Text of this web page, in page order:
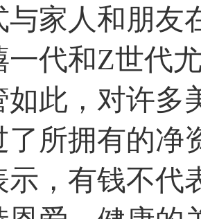
与家人和朋友
一代和Z世代
如此，对许多
了所拥有的净
示，有钱不代